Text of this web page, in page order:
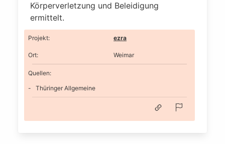
Körperverletzung und Beleidigung
ermittelt.
Projekt: ezra
Ort: Weimar
Quellen:
Thüringer Allgemeine